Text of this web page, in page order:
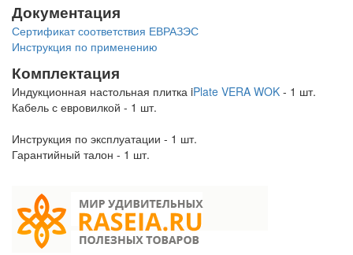
Документация
Сертификат соответствия ЕВРАЗЭС
Инструкция по применению
Комплектация
Индукционная настольная плитка iPlate VERA WOK - 1 шт.
Кабель с евровилкой - 1 шт.
Инструкция по эксплуатации - 1 шт.
Гарантийный талон - 1 шт.